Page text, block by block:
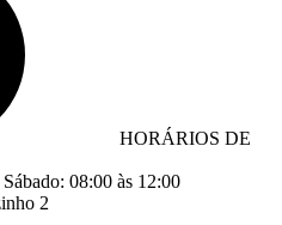
HORÁRIOS DE
Sábado: 08:00 às 12:00